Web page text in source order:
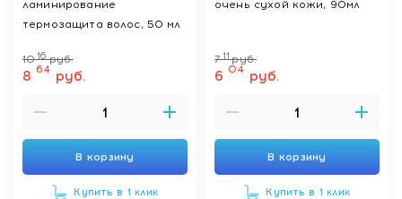
ламинирование
термозащита волос, 50 мл
1016 руб.
8 64 руб.
В корзину
Купить в 1 клик
очень сухой кожи, 90мл
711 руб.
6 04 руб.
В корзину
Купить в 1 клик